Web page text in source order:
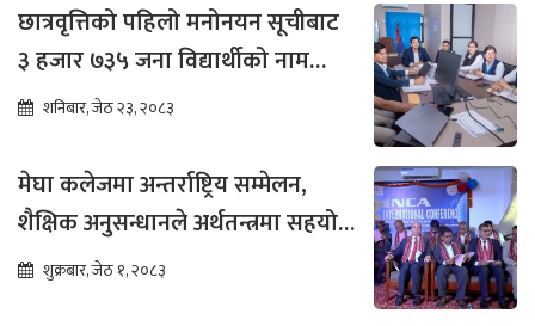
छात्रवृत्तिको पहिलो मनोनयन सूचीबाट
३ हजार ७३५ जना विद्यार्थीको नाम
भर्नाका लागि सिफारिस
शनिबार, जेठ २३, २०८३
मेघा कलेजमा अन्तर्राष्ट्रिय सम्मेलन,
शैक्षिक अनुसन्धानले अर्थतन्त्रमा सहयोग
पुग्ने विश्वास
शुक्रबार, जेठ १, २०८३